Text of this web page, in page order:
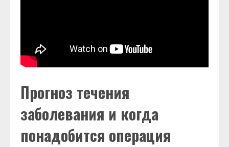
Прогноз течения
заболевания и когда
понадобится операция